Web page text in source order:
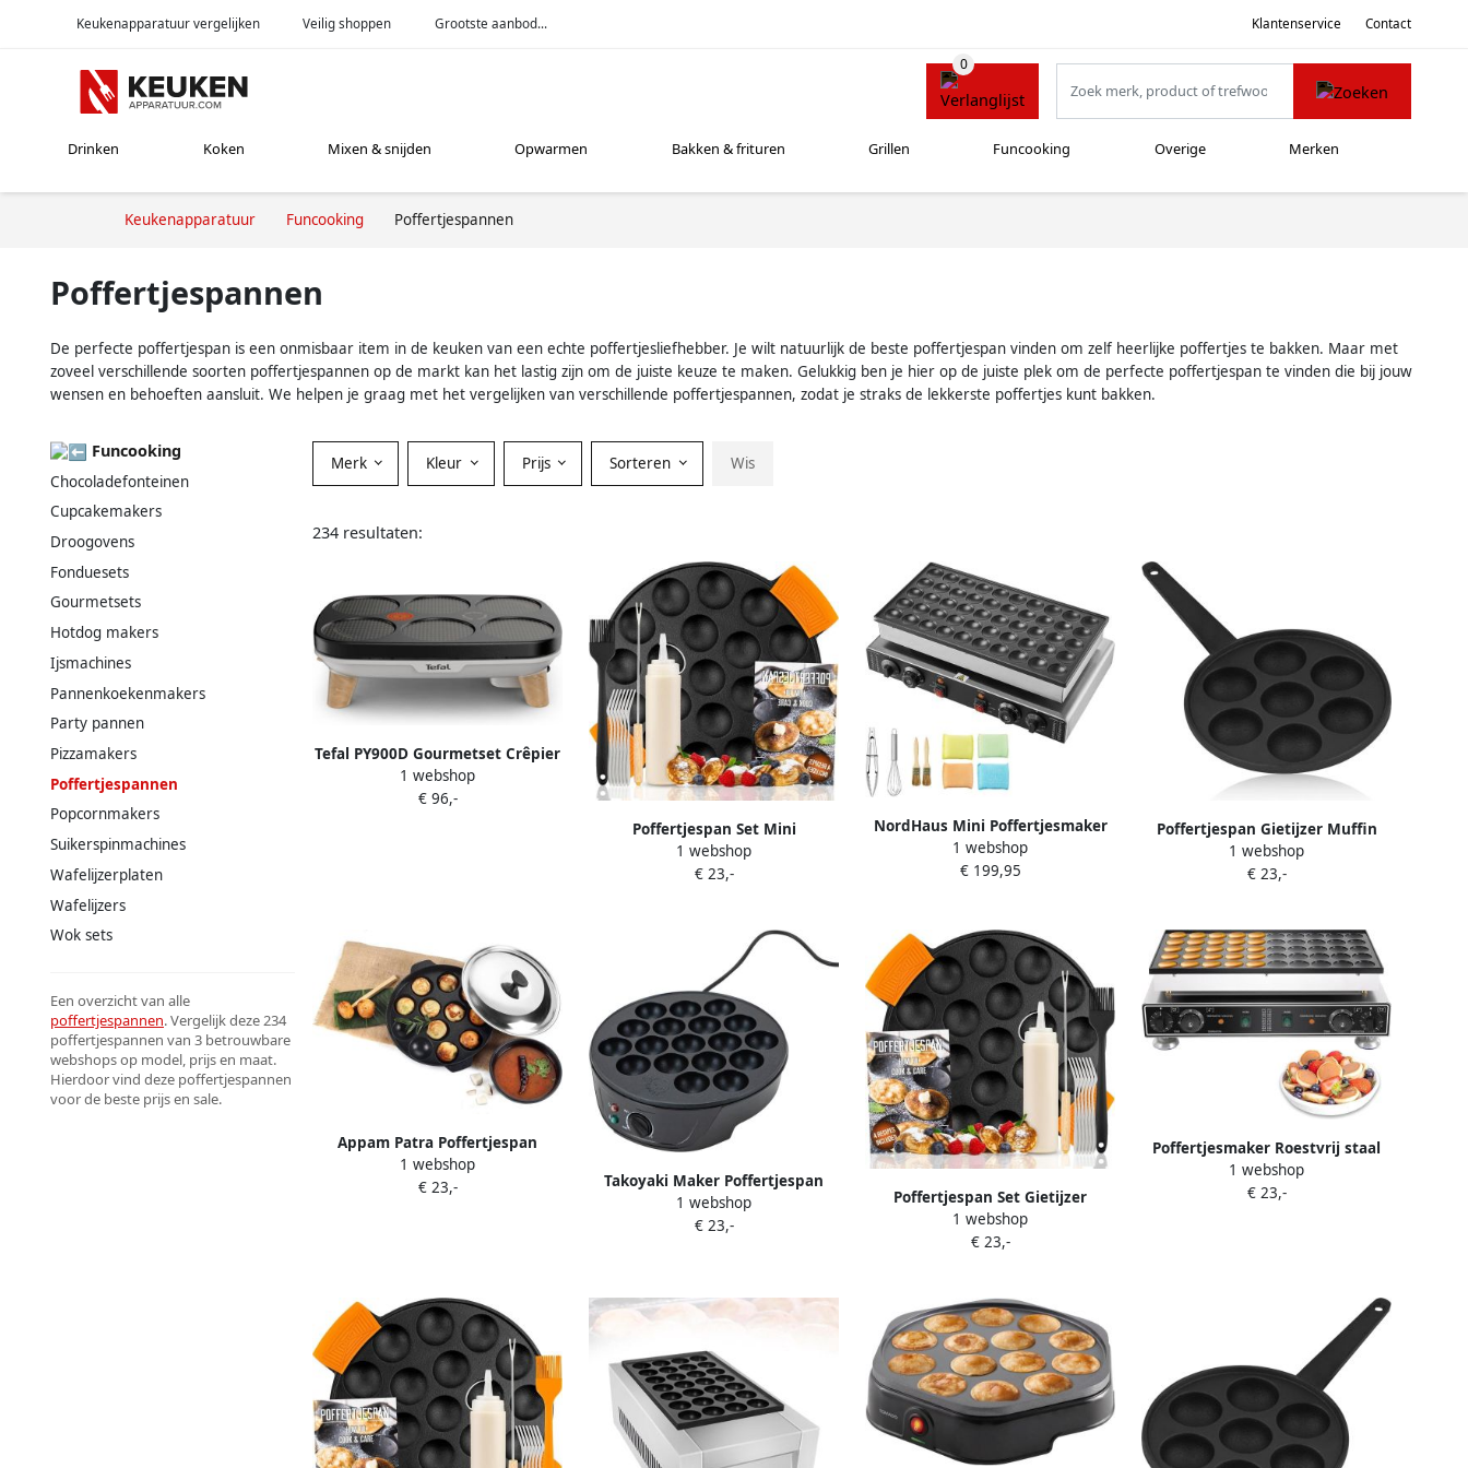
Keukenapparatuur vergelijken Veilig shoppen Grootste aanbod... Klantenservice Contact
Drinken Koken Mixen & snijden Opwarmen Bakken & frituren Grillen Funcooking Overige Merken
Keukenapparatuur Funcooking Poffertjespannen
Poffertjespannen
De perfecte poffertjespan is een onmisbaar item in de keuken van een echte poffertjesliefhebber. Je wilt natuurlijk de beste poffertjespan vinden om zelf heerlijke poffertjes te bakken. Maar met
zoveel verschillende soorten poffertjespannen op de markt kan het lastig zijn om de juiste keuze te maken. Gelukkig ben je hier op de juiste plek om de perfecte poffertjespan te vinden die bij jouw
wensen en behoeften aansluit. We helpen je graag met het vergelijken van verschillende poffertjespannen, zodat je straks de lekkerste poffertjes kunt bakken.
Funcooking
Chocoladefonteinen
Cupcakemakers
Droogovens
Fonduesets
Gourmetsets
Hotdog makers
Ijsmachines
Pannenkoekenmakers
Party pannen
Pizzamakers
Poffertjespannen
Popcornmakers
Suikerspinmachines
Wafelijzerplaten
Wafelijzers
Wok sets
Een overzicht van alle
poffertjespannen. Vergelijk deze 234
poffertjespannen van 3 betrouwbare
webshops op model, prijs en maat.
Hierdoor vind deze poffertjespannen
voor de beste prijs en sale.
Merk Kleur Prijs Sorteren Wis
234 resultaten:
Tefal PY900D Gourmetset Crêpier
6 personen
1 webshop
€ 96,-
Poffertjespan Set Mini
Pannenkoekenpan Zelf Poffertjes
Maken Compleet met Accessoires
1 webshop
€ 23,-
NordHaus Mini Poffertjesmaker
Dorayaki Bakmachine
Professioneel Wafelijzer 50 Mini
1 webshop
€ 199,95
Poffertjespan Gietijzer Muffin
pan Kleine koekjes bakken
Handgemaakte specialiteiten
1 webshop
€ 23,-
Appam Patra Poffertjespan
Koekenpan Ontbijt Maken Non-
stick Coating 24 x 24 x 6 cm
1 webshop
€ 23,-
Takoyaki Maker Poffertjespan
Octopus Ball Pan Snacks Maken
18 Gaten 750W Zwart
1 webshop
€ 23,-
Poffertjespan Set Gietijzer
Inclusief Doseerfles Keervork en
Vorkjes Geschikt voor Inductie en
1 webshop
€ 23,-
Poffertjesmaker Roestvrij staal
Temperatuurregeling van 50 °C
300 °C Voor Thuis en
1 webshop
€ 23,-